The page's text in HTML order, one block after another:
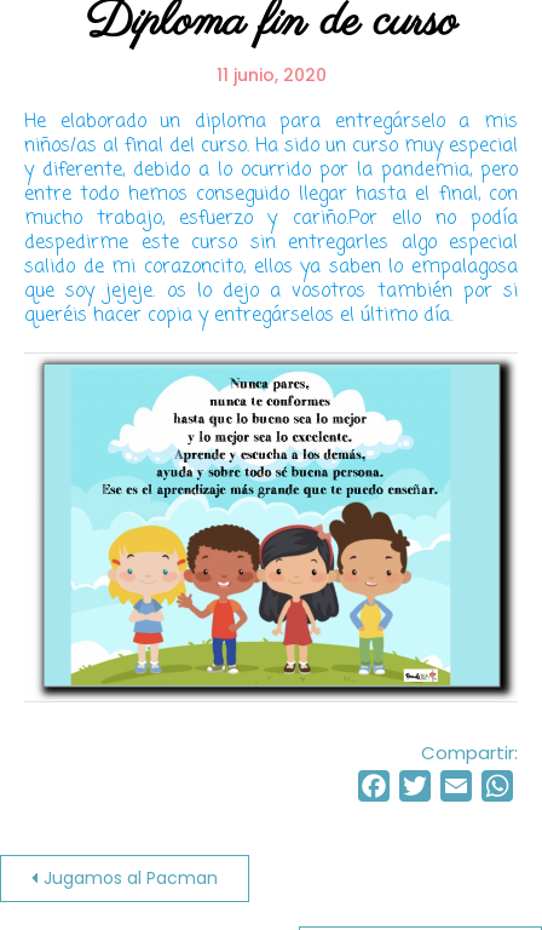
Diploma fin de curso
11 junio, 2020
He elaborado un diploma para entregárselo a mis
niños/as al final del curso. Ha sido un curso muy especial
y diferente, debido a lo ocurrido por la pandemia, pero
entre todo hemos conseguido llegar hasta el final, con
mucho trabajo, esfuerzo y cariño.Por ello no podía
despedirme este curso sin entregarles algo especial
salido de mi corazoncito, ellos ya saben lo empalagosa
que soy jejeje. os lo dejo a vosotros también por si
queréis hacer copia y entregárselos el último día.
Compartir:
Facebook
TwitterEmail
Navegación
Jugamos al Pacman